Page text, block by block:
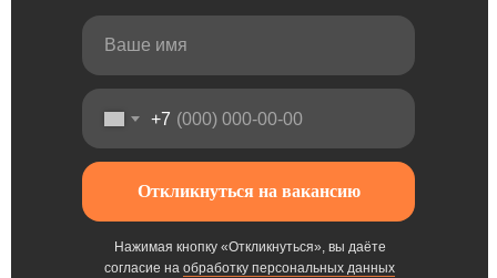
+7
Откликнуться на вакансию
Нажимая кнопку «Откликнуться», вы даёте
согласие на обработку персональных данных